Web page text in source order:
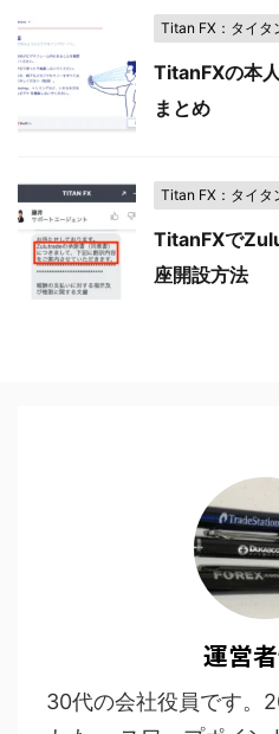
Titan FX：タイタ
TitanFXの本
まとめ
Titan FX：タイタ
TitanFXで
座開設方法
運営
30代の会社役員です。